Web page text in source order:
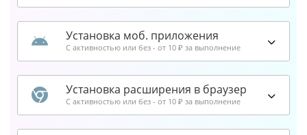
Установка моб. приложения
С активностью или без - от 10 ₽ за выполнение
Установка расширения в браузер
С активностью или без - от 10 ₽ за выполнение